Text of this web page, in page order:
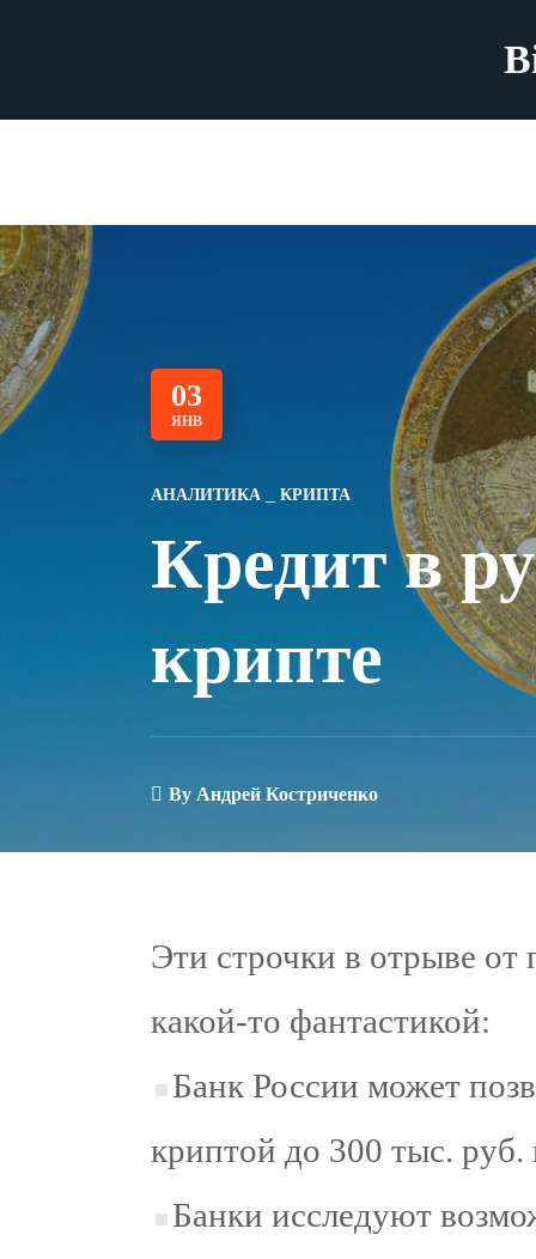
03
ЯНВ
АНАЛИТИКА КРИПТА
Кредит в
крипте
By Андрей Костриченко
Эти строчки в отрыве от
какой-то фантастикой:
Банк России может
криптой до 300 тыс. руб.
Банки исследуют